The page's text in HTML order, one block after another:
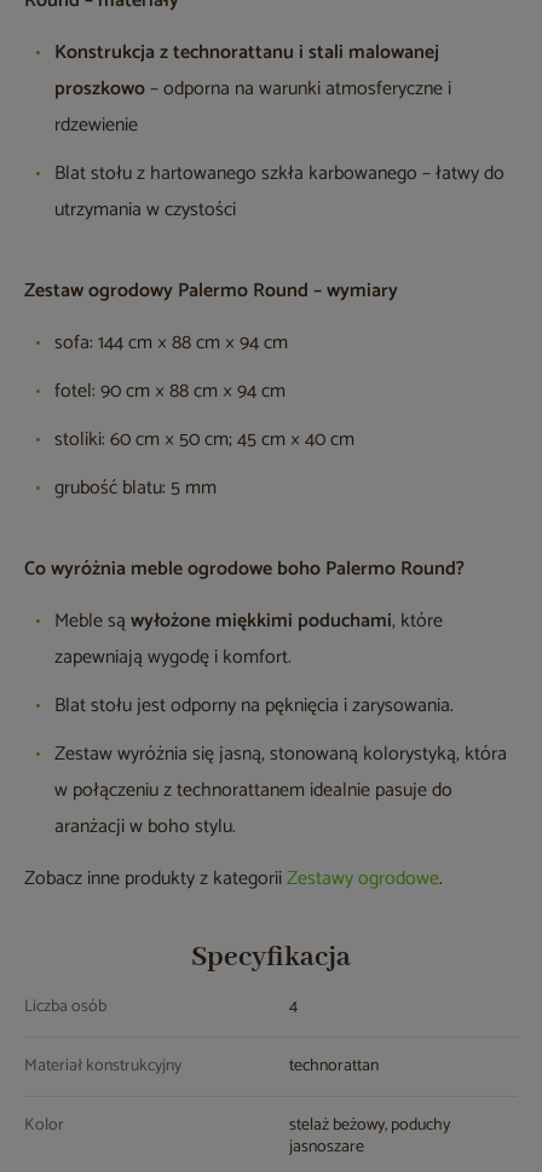
Konstrukcja z technorattanu i stali malowanej
proszkowo– odporna na warunki atmosferyczne i
rdzewienie
Blat stołu z hartowanego szkła karbowanego – łatwy do
utrzymania w czystości
Zestaw ogrodowy Palermo Round – wymiary
sofa: 144 cm × 88 cm × 94 cm
fotel: 90 cm × 88 cm × 94 cm
stoliki: 60 cm × 50 cm; 45 cm × 40 cm
grubość blatu: 5 mm
Co wyróżnia meble ogrodowe boho Palermo Round?
Meble sąwyłożone miękkimi poduchami, które
zapewniają wygodę i komfort.
Blat stołu jest odporny na pęknięcia i zarysowania.
Zestaw wyróżnia się jasną, stonowaną kolorystyką, która
w połączeniu z technorattanem idealnie pasuje do
aranżacji w boho stylu.
Zobacz inne produkty z kategoriiZestawy ogrodowe.
Specyfikacja
Liczba osób 4
Materiał konstrukcyjny technorattan
Kolor stelaż beżowy, poduchy
jasnoszare